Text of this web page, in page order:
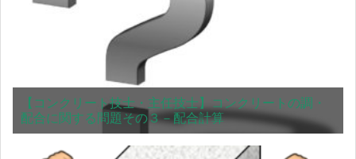
【コンクリート技士・主任技士】コンクリートの調・
配合に関する問題その３－配合計算